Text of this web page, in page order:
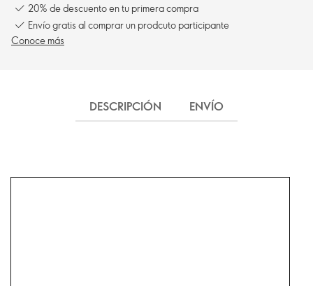
20% de descuento en tu primera compra
Envío gratis al comprar un prodcuto participante
Conoce más
DESCRIPCIÓN ENVÍO